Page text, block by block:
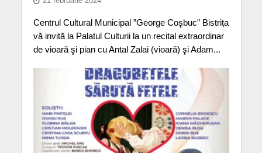
Centrul Cultural Municipal ”George Coşbuc” Bistrița
vă invită la Palatul Culturii la un recital extraordinar
de vioară şi pian cu Antal Zalai (vioară) şi Adam...